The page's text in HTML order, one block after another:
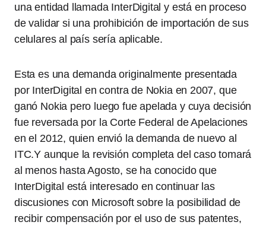
una entidad llamada InterDigital y está en proceso
de validar si una prohibición de importación de sus
celulares al país sería aplicable.
Esta es una demanda originalmente presentada
por InterDigital en contra de Nokia en 2007, que
ganó Nokia pero luego fue apelada y cuya decisión
fue reversada por la Corte Federal de Apelaciones
en el 2012, quien envió la demanda de nuevo al
ITC.Y aunque la revisión completa del caso tomará
al menos hasta Agosto, se ha conocido que
InterDigital está interesado en continuar las
discusiones con Microsoft sobre la posibilidad de
recibir compensación por el uso de sus patentes,